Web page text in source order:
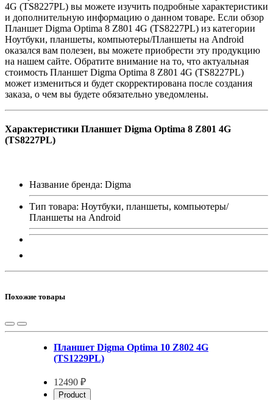
4G (TS8227PL) вы можете изучить подробные характеристики
и дополнительную информацию о данном товаре. Если обзор
Планшет Digma Optima 8 Z801 4G (TS8227PL) из категории
Ноутбуки, планшеты, компьютеры/Планшеты на Android
оказался вам полезен, вы можете приобрести эту продукцию
на нашем сайте. Обратите внимание на то, что актуальная
стоимость Планшет Digma Optima 8 Z801 4G (TS8227PL)
может измениться и будет скорректирована после создания
заказа, о чем вы будете обязательно уведомлены.
Характеристики Планшет Digma Optima 8 Z801 4G
(TS8227PL)
Название бренда: Digma
Тип товара: Ноутбуки, планшеты, компьютеры/
Планшеты на Android
Похожие товары
Планшет Digma Optima 10 Z802 4G
(TS1229PL)
12490 ₽
Product